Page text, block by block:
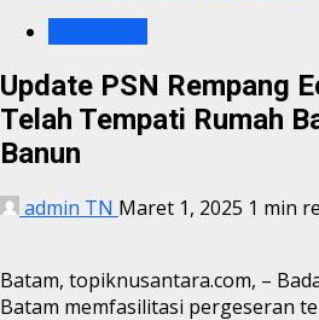
Update PSN Rempang
Telah Tempati Rumah
Banun
admin TN Maret 1, 2025 1 min
Batam, topiknusantara.com, –
Batam memfasilitasi pergeseran